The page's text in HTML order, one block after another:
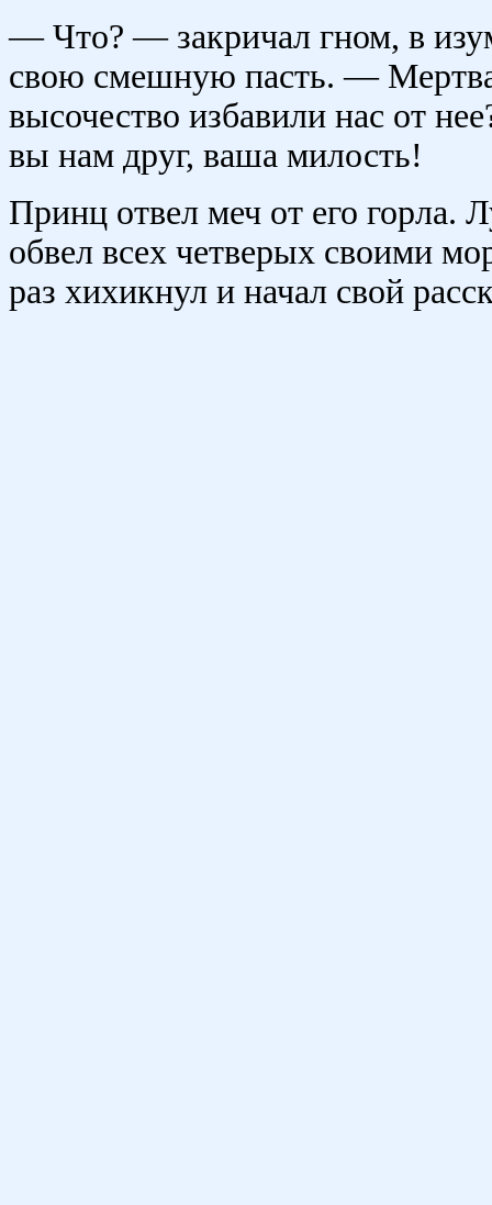
— Что? — закричал гном, в
свою смешную пасть. —
высочество избавили нас от
вы нам друг, ваша милость!
Принц отвел меч от его горла.
обвел всех четверых своими
раз хихикнул и начал свой